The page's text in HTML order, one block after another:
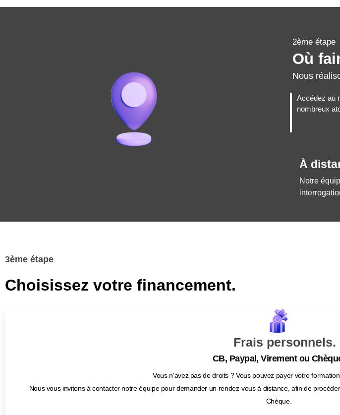
2ème étape
Où
Nous
Accédez au
nombreux
À
Notre
3ème étape
Choisissez votre financement.
Frais personnels.
CB, Paypal, Virement ou
Vous n'avez pas de droits ? Vous pouvez payer votre
Nous vous invitons à contacter notre équipe pour demander un rendez-vous à distance, afin de
Chèque.